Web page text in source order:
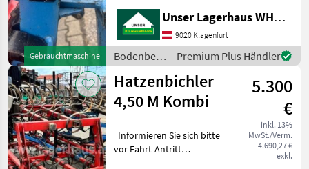
Gebrauchtmaschine
vor Fahrt-Antritt
telefonisch, ob die von
Ihnen angefragte Maschine
aktuell bei uns am Lager
steht. Wir
Unser Lagerhaus WHG, Kärnten, Klagenfurt
9020 Klagenfurt
Bodenbearbeitung
/
Hatzenbichler
Premium Plus Händler
Hatzenbichler
4,50 M Kombi
5.300
€
inkl. 13%
MwSt./Verm.
4.690,27 €
exkl.
vor Fahrt-Antritt